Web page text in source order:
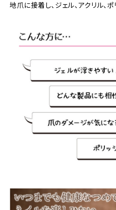
地爪に接着し、ジェル、アクリル、